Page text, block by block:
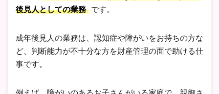
後見人としての業務
です。
成年後見人の業務は、認知症や障がいをお持ちの方な
ど、判断能力が不十分な方を財産管理の面で助ける仕
事です。